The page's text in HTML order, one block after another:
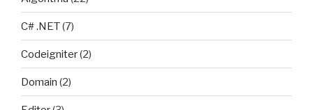
C# .NET(7)
Codeigniter(2)
Domain (2)